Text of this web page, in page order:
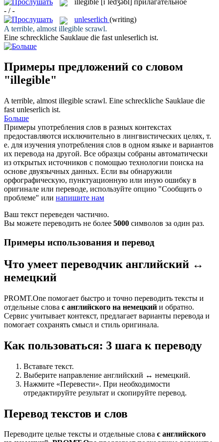
- / -
unleserlich (writing)
A terrible, almost illegible scrawl.
Eine schreckliche Sauklaue die fast unleserlich ist.
Примеры предложений со словом
"illegible"
A terrible, almost illegible scrawl. Eine schreckliche Sauklaue die
fast unleserlich ist.
Больше
Примеры употребления слов в разных контекстах
предоставляются исключительно в лингвистических целях, т.
е. для изучения употребления слов в одном языке и вариантов
их перевода на другой. Все образцы собраны автоматически
из открытых источников с помощью технологии поиска на
основе двуязычных данных. Если вы обнаружили
орфографическую, пунктуационную или иную ошибку в
оригинале или переводе, используйте опцию "Сообщить о
проблеме" или напишите нам
Ваш текст переведен частично.
Вы можете переводить не более 5000 символов за один раз.
Примеры использования и перевод
Что умеет переводчик английский ↔
немецкий
PROMT.One помогает быстро и точно переводить тексты и
отдельные слова с английского на немецкий и обратно.
Сервис учитывает контекст, предлагает варианты перевода и
помогает сохранять смысл и стиль оригинала.
Как пользоваться: 3 шага к переводу
Вставьте текст.
Выберите направление английский ↔ немецкий.
Нажмите «Перевести». При необходимости
отредактируйте результат и скопируйте перевод.
Перевод текстов и слов
Переводите целые тексты и отдельные слова с английского